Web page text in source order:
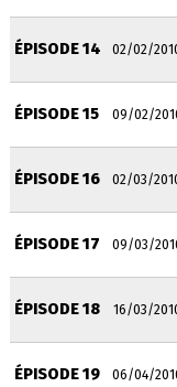
ÉPISODE 14 02/02/
ÉPISODE 15 09/02/
ÉPISODE 16 02/03/
ÉPISODE 17 09/03/
ÉPISODE 18 16/03/
ÉPISODE 19 06/04/